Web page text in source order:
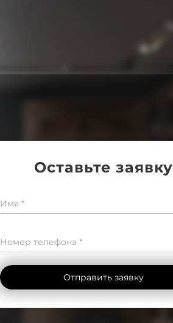
Оставьте заявку
Имя *
Номер телефона *
Отправить заявку